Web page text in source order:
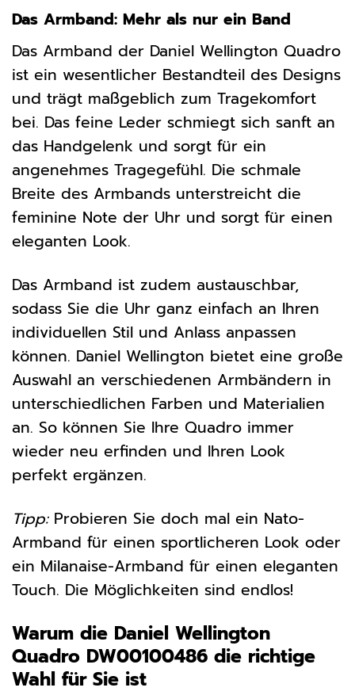
Das Armband: Mehr als nur ein Band
Das Armband der Daniel Wellington Quadro
ist ein wesentlicher Bestandteil des Designs
und trägt maßgeblich zum Tragekomfort
bei. Das feine Leder schmiegt sich sanft an
das Handgelenk und sorgt für ein
angenehmes Tragegefühl. Die schmale
Breite des Armbands unterstreicht die
feminine Note der Uhr und sorgt für einen
eleganten Look.
Das Armband ist zudem austauschbar,
sodass Sie die Uhr ganz einfach an Ihren
individuellen Stil und Anlass anpassen
können. Daniel Wellington bietet eine große
Auswahl an verschiedenen Armbändern in
unterschiedlichen Farben und Materialien
an. So können Sie Ihre Quadro immer
wieder neu erfinden und Ihren Look
perfekt ergänzen.
Tipp:Probieren Sie doch mal ein Nato-
Armband für einen sportlicheren Look oder
ein Milanaise-Armband für einen eleganten
Touch. Die Möglichkeiten sind endlos!
Warum die Daniel Wellington
Quadro DW00100486 die richtige
Wahl für Sie ist